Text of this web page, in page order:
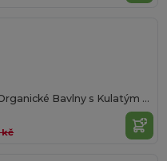
Unisex Tričko z Organické Bavlny s Kulatým Výstřihem
kč